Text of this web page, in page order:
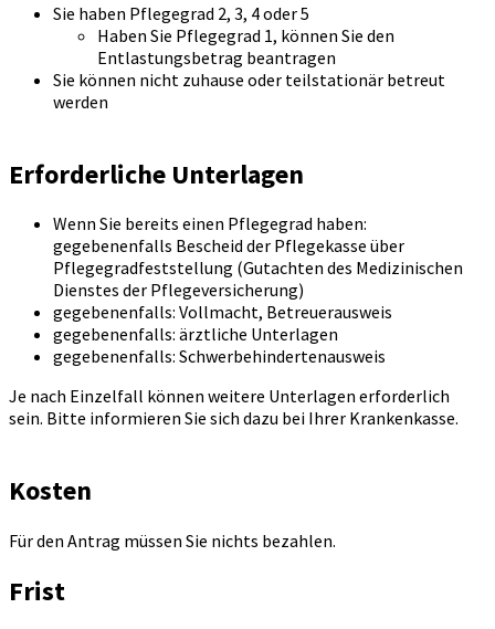
Sie haben Pflegegrad 2, 3, 4 oder 5
Haben Sie Pflegegrad 1, können Sie den
Entlastungsbetrag beantragen
Sie können nicht zuhause oder teilstationär betreut
werden
Erforderliche Unterlagen
Wenn Sie bereits einen Pflegegrad haben:
gegebenenfalls Bescheid der Pflegekasse über
Pflegegradfeststellung (Gutachten des Medizinischen
Dienstes der Pflegeversicherung)
gegebenenfalls: Vollmacht, Betreuerausweis
gegebenenfalls: ärztliche Unterlagen
gegebenenfalls: Schwerbehindertenausweis
Je nach Einzelfall können weitere Unterlagen erforderlich
sein. Bitte informieren Sie sich dazu bei Ihrer Krankenkasse.
Kosten
Für den Antrag müssen Sie nichts bezahlen.
Frist